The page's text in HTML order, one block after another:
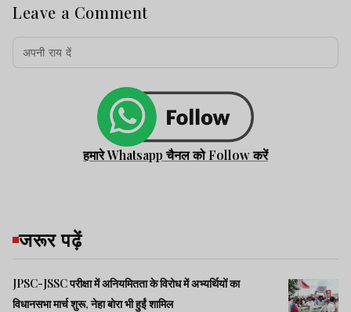
Leave a Comment
हमारे Whatsapp चैनल को Follow करें
जरूर पढ़ें
JPSC-JSSC परीक्षा में अनियमितता के विरोध में अभ्यर्थियों का
विधानसभा मार्च शुरू, नेहा बोरा भी हुईं शामिल